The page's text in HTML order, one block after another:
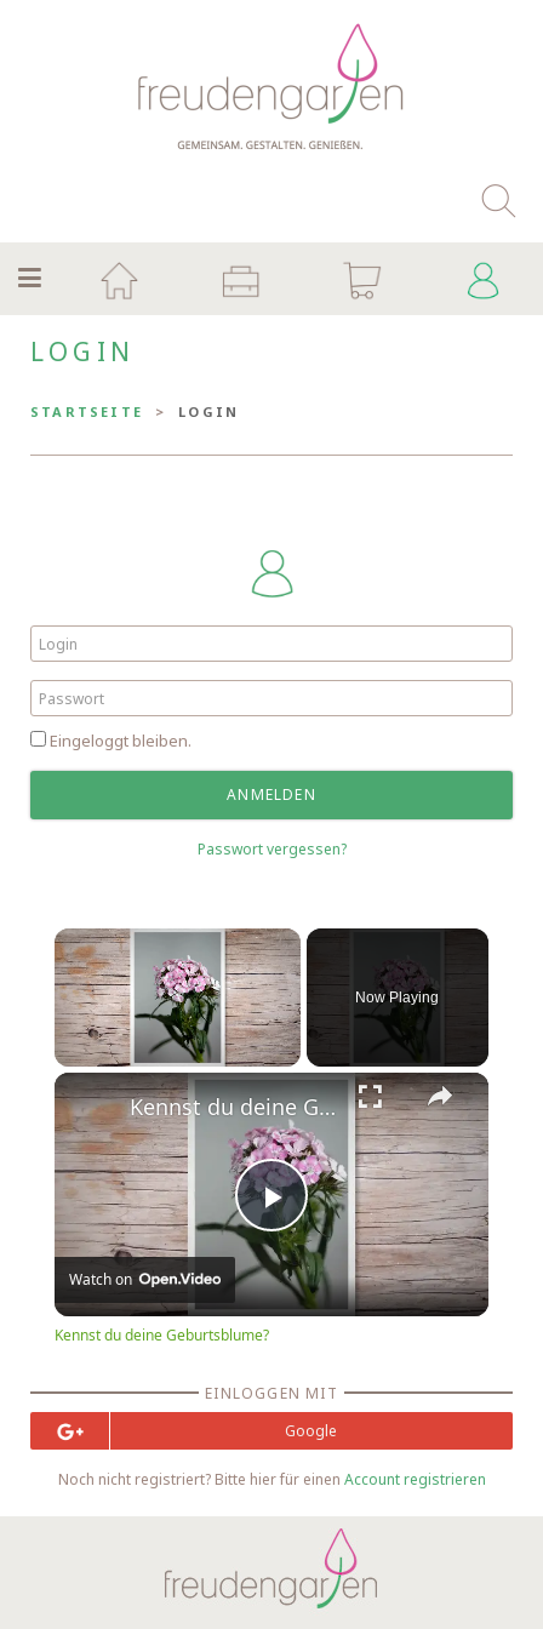
LOGIN
STARTSEITE LOGIN
Eingeloggt bleiben.
Passwort vergessen?
Now Playing
Play
Video
Kennst du deine Geburtsblume?
Watch on
Kennst du deine Geburtsblume?
EINLOGGEN MIT
Google
Noch nicht registriert? Bitte hier für einen Account registrieren